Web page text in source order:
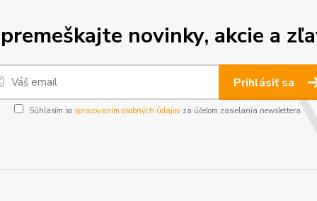
novinky, akcie a
Prihlásiť sa
Súhlasím so spracovaním osobných údajov za účelom zasielania newslettera.